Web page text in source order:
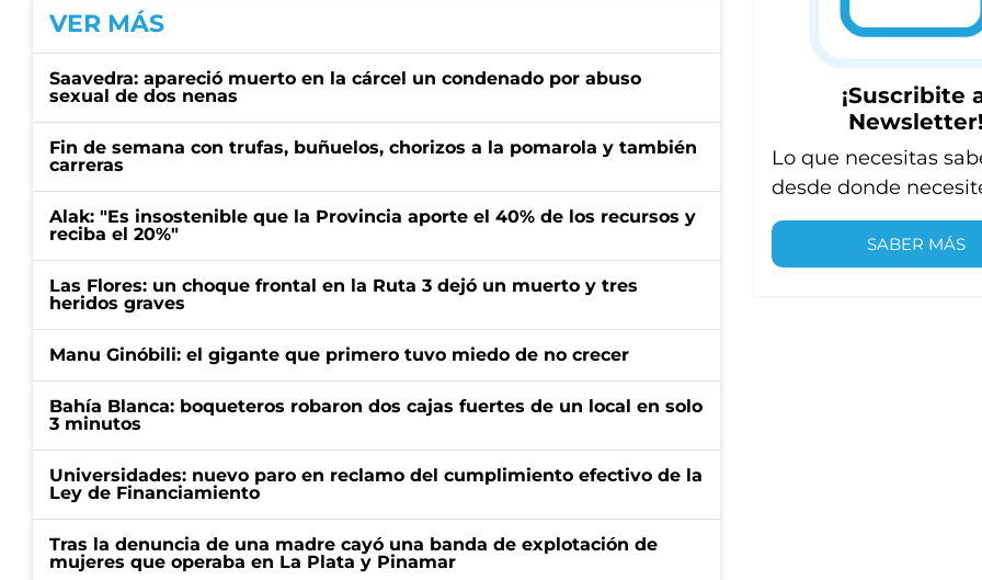
VER MÁS
Saavedra: apareció muerto en la cárcel un condenado por abuso
sexual de dos nenas
Fin de semana con trufas, buñuelos, chorizos a la pomarola y también
carreras
Alak: "Es insostenible que la Provincia aporte el 40% de los recursos y
reciba el 20%"
Las Flores: un choque frontal en la Ruta 3 dejó un muerto y tres
heridos graves
Manu Ginóbili: el gigante que primero tuvo miedo de no crecer
Bahía Blanca: boqueteros robaron dos cajas fuertes de un local en solo
3 minutos
Universidades: nuevo paro en reclamo del cumplimiento efectivo de la
Ley de Financiamiento
Tras la denuncia de una madre cayó una banda de explotación de
mujeres que operaba en La Plata y Pinamar
¡Suscribite
Lo que necesitas
desde donde
SABER MÁS